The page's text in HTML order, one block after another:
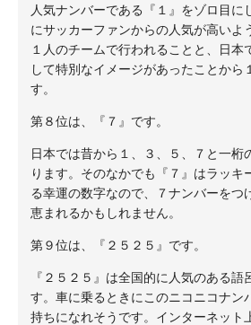
人気ナンバーである『１』をゾロ目に
にサッカーファンからの人気が高いよ
１人のチームで行われることと、日本
して特別なイメージがあったことから
す。
第８位は、『７』です。
日本では昔から１、３、５、７と一桁
ります。そのなかでも『７』はラッキ
る幸運の数字なので、７ナンバーをつ
恵まれるかもしれません。
第９位は、『２５２５』です。
『２５２５』は全国的に人気のある
す。車に乗るときにこのニコニコナン
持ちになれそうです。インターネット